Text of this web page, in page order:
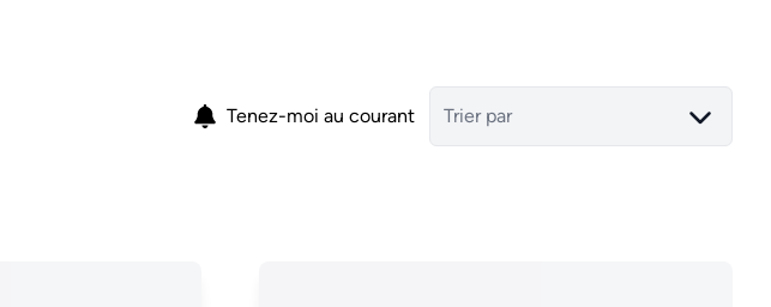
Tenez-moi au courant Trier par